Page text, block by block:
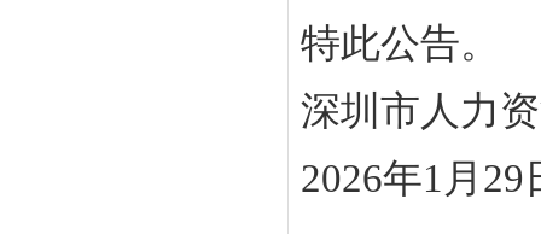
特此公告。
深圳市人力
2026年1月29